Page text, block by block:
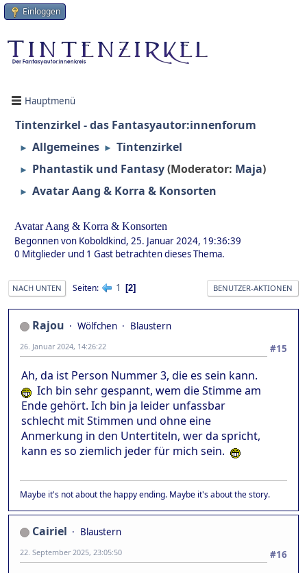
Einloggen
Hauptmenü
Tintenzirkel - das Fantasyautor:innenforum
► Allgemeines ► Tintenzirkel
► Phantastik und Fantasy(Moderator: Maja)
► Avatar Aang & Korra & Konsorten
Avatar Aang & Korra & Konsorten
Begonnen von Koboldkind, 25. Januar 2024, 19:36:39
0 Mitglieder und 1 Gast betrachten dieses Thema.
NACH UNTEN Seiten 1 2 BENUTZER-AKTIONEN
Rajou Wölfchen
Blaustern
#15
26. Januar 2024, 14:26:22
Ah, da ist Person Nummer 3, die es sein kann.
Ich bin sehr gespannt, wem die Stimme am
Ende gehört. Ich bin ja leider unfassbar
schlecht mit Stimmen und ohne eine
Anmerkung in den Untertiteln, wer da spricht,
kann es so ziemlich jeder für mich sein.
Maybe it's not about the happy ending. Maybe it's about the story.
Cairiel
Blaustern
#16
22. September 2025, 23:05:50